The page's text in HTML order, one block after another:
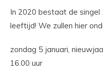
In 2020 bestaat de
leeftijd! We zullen hier
zondag 5 januari,
16.00 uur